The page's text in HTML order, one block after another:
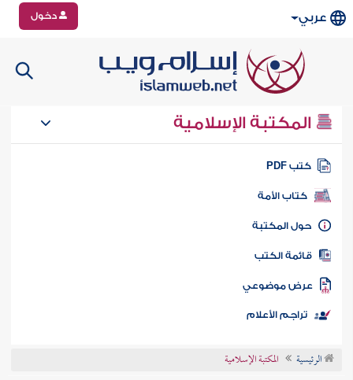
عربي دخول
المكتبة الإسلامية
كتب PDF
كتاب الأمة
المكتبة
الكتب
موضوعي
تراجم الأعلام
الرئيسية المكتبة الإسلامية